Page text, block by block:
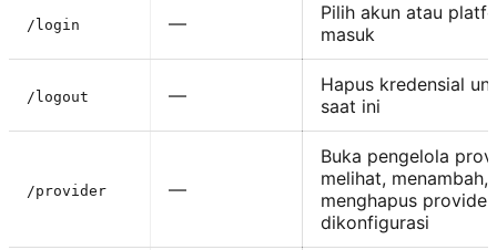
/login —
Pilih akun atau
masuk
/logout —
Hapus kredensial
saat ini
/provider —
Buka pengelola
melihat, menambah,
menghapus
dikonfigurasi